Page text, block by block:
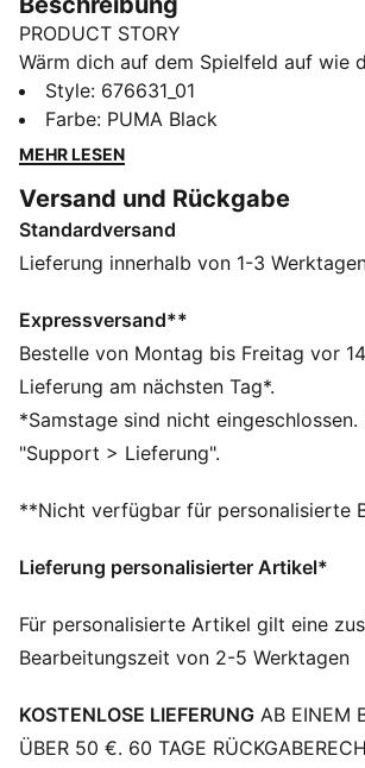
PRODUCT STORY
Wärm dich auf dem Spielfeld auf wie
diesem Baselayer-T-Shirt.
DETAILS
Regular Fit
PUMA HOOPS Logo auf der Brust
Style: 676631_01
Farbe: PUMA Black
MEHR LESEN
Versand und Rückgabe
Standardversand
Lieferung innerhalb von 1-3
Expressversand**
Bestelle von Montag bis Freitag vor
Lieferung am nächsten Tag*.
*Samstage sind nicht eingeschlossen.
"Support > Lieferung".
**Nicht verfügbar für personalisierte
Lieferung personalisierter Artikel*
Für personalisierte Artikel gilt eine
Bearbeitungszeit von 2-5 Werktagen
KOSTENLOSE LIEFERUNG AB EINEM
ÜBER 50 €. 60 TAGE